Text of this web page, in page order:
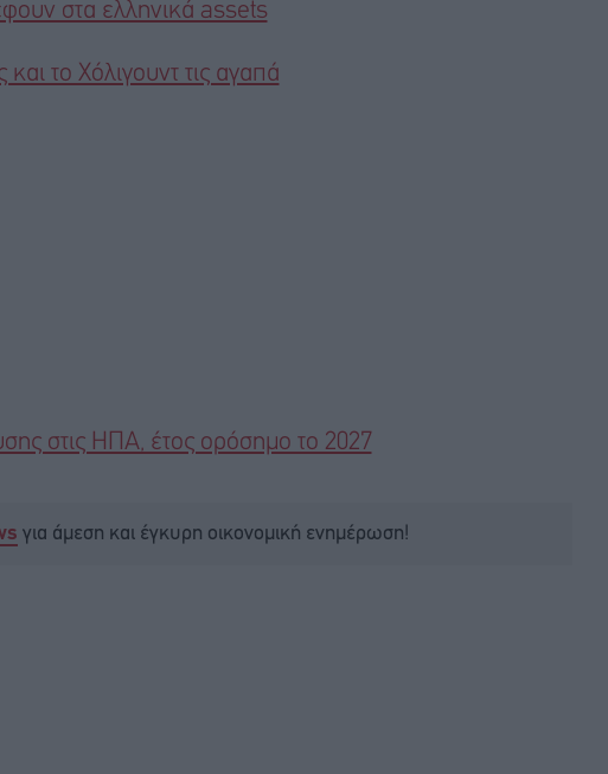
στα ελληνικά assets
το Χόλιγουντ τις αγαπά
στις ΗΠΑ, έτος ορόσημο το 2027
για άμεση και έγκυρη οικονομική ενημέρωση!